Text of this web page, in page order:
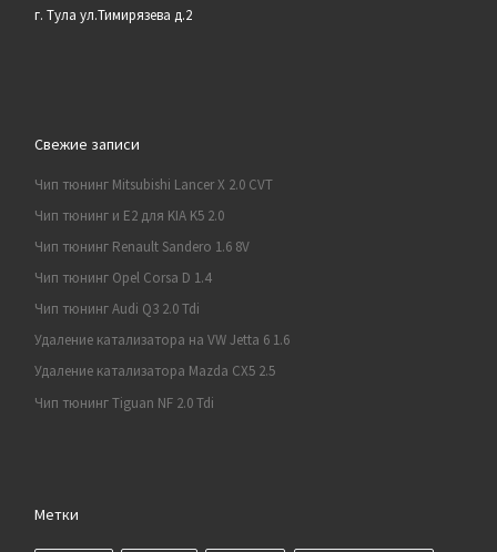
г. Тула ул.Тимирязева д.2
Свежие записи
Чип тюнинг Mitsubishi Lancer X 2.0 CVT
Чип тюнинг и E2 для KIA K5 2.0
Чип тюнинг Renault Sandero 1.6 8V
Чип тюнинг Opel Corsa D 1.4
Чип тюнинг Audi Q3 2.0 Tdi
Удаление катализатора на VW Jetta 6 1.6
Удаление катализатора Mazda CX5 2.5
Чип тюнинг Tiguan NF 2.0 Tdi
Метки